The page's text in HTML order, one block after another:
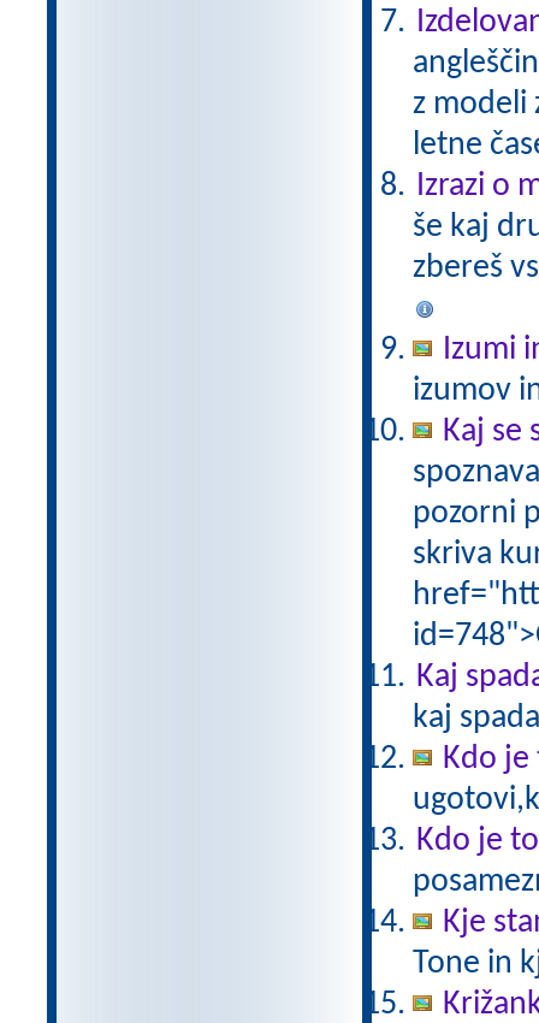
z modeli
letne
Izrazi o
še kaj
zbereš
Izumi
izumov
Kaj se
pozorni
skriva
Kaj
kaj
Kdo je
Kdo je
Kje
Tone in